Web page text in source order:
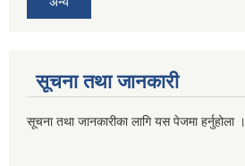
सूचना तथा जानकारी
सूचना तथा जानकारीका लागि यस पेजमा हर्नुहोला ।